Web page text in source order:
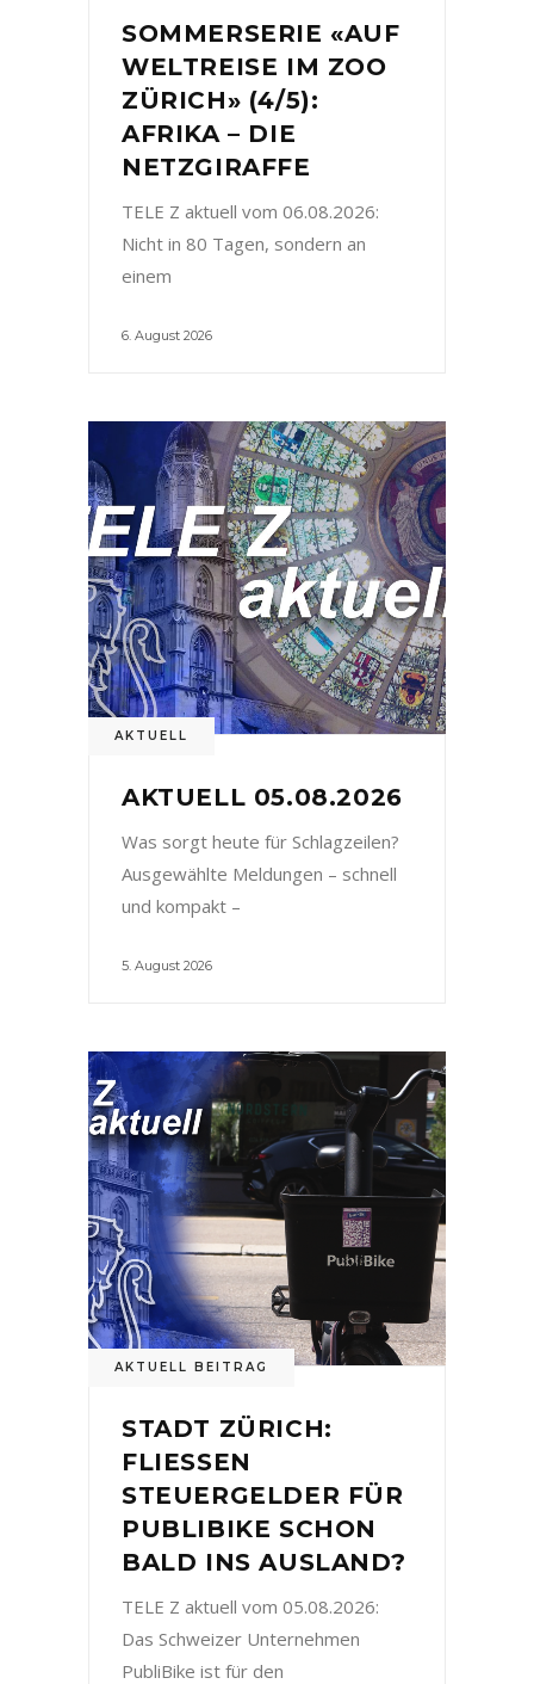
SOMMERSERIE «AUF
WELTREISE IM ZOO
ZÜRICH» (4/5):
AFRIKA – DIE
NETZGIRAFFE
TELE Z aktuell vom 06.08.2026:
Nicht in 80 Tagen, sondern an
einem
6. August 2026
AKTUELL
AKTUELL 05.08.2026
Was sorgt heute für Schlagzeilen?
Ausgewählte Meldungen – schnell
und kompakt –
5. August 2026
AKTUELL BEITRAG
STADT ZÜRICH:
FLIESSEN
STEUERGELDER FÜR
PUBLIBIKE SCHON
BALD INS AUSLAND?
TELE Z aktuell vom 05.08.2026:
Das Schweizer Unternehmen
PubliBike ist für den